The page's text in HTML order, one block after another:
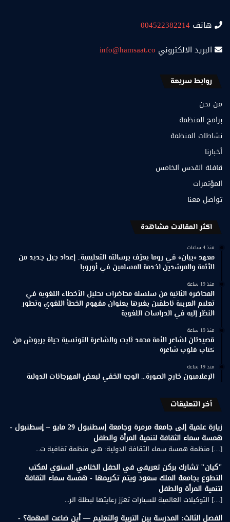
هاتف 004522382214
البريد الالكتروني info@hamsaat.co
روابط سريعة
من نحن
برامج المنظمة
نشاطات المنظمة
أخبارنا
قافلة القدس الخامس
المؤتمرات
تواصل معنا
اكثر المقالات مشاهدة
منذ 4 ساعات
معهد «بيان» في روما يعرّف برسالته التعليمية.. إعداد جيل جديد من
الأئمة والمرشدين لخدمة المسلمين في أوروبا
منذ 19 ساعة
المحاضرة الثانية من سلسلة محاضرات تحليل الأخطاء اللغوية في
تعليم العربية ناطقين بغيرها بعنوان مفهوم الخطأ اللغوي وتطور
النظر إليه في الدراسات اللغوية
منذ 19 ساعة
قصيدتان لشاعر الأمة محمد ثابت والشاعرة التونسية حياة بربوش من
كتاب قلوب شاعرة
منذ 19 ساعة
الإعلاميون خارج الصورة… الوجه الخفي لبعض المهرجانات الدولية
أخر التعليقات
زيارة علمية إلى جامعة مرمرة وجامعة إسطنبول 29 مايو – إسطنبول -
همسة سماء الثقافة لتنمية المرأة والطفل
[…] منظمة همسة سماء الثقافة الدولية: هي منظمة ثقافية ت...
"كيان" تشارك بركن تعريفي في الحفل الختامي السنوي لمكتب
التطوع بجامعة الملك سعود ويتم تكريمها - همسة سماء الثقافة
لتنمية المرأة والطفل
[…] التوكيلات العالمية للسيارات تعزز رعايتها لبطلة الر...
الفصل الثالث: المدرسة بين التربية والتعليم — أين ضاعت المهمة؟ -